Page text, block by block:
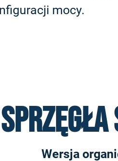
mocy.
Wersja